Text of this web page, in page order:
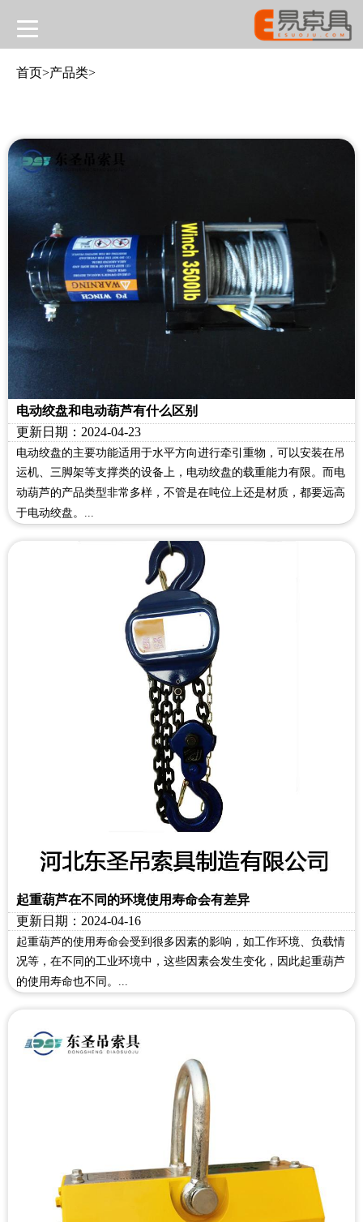
资讯
机械
工具
配件
定制产品
首页>产品类>
电动绞盘和电动葫芦有什么区别
更新日期：2024-04-23
电动绞盘的主要功能适用于水平方向进行牵引重物，可以安装在吊
运机、三脚架等支撑类的设备上，电动绞盘的载重能力有限。而电
动葫芦的产品类型非常多样，不管是在吨位上还是材质，都要远高
于电动绞盘。...
起重葫芦在不同的环境使用寿命会有差异
更新日期：2024-04-16
起重葫芦的使用寿命会受到很多因素的影响，如工作环境、负载情
况等，在不同的工业环境中，这些因素会发生变化，因此起重葫芦
的使用寿命也不同。...